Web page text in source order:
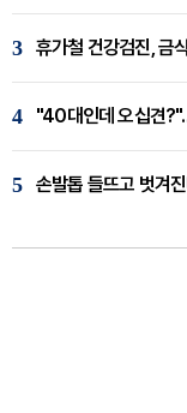
3 휴가철 건강검진, 금
4 "40대인데 오십견
5 손발톱 들뜨고 벗겨